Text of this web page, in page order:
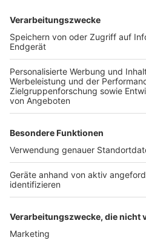
gültiger Personalausweis
Anzeige
Weitere Themen von
Anzeige
PV-Anlagen
Kölner Intensivtäter
Groß-Demonstrationen in
Anzeige